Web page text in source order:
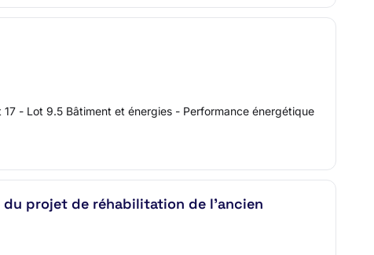
- Lot 9.5 Bâtiment et énergies - Performance énergétique
projet de réhabilitation de l'ancien